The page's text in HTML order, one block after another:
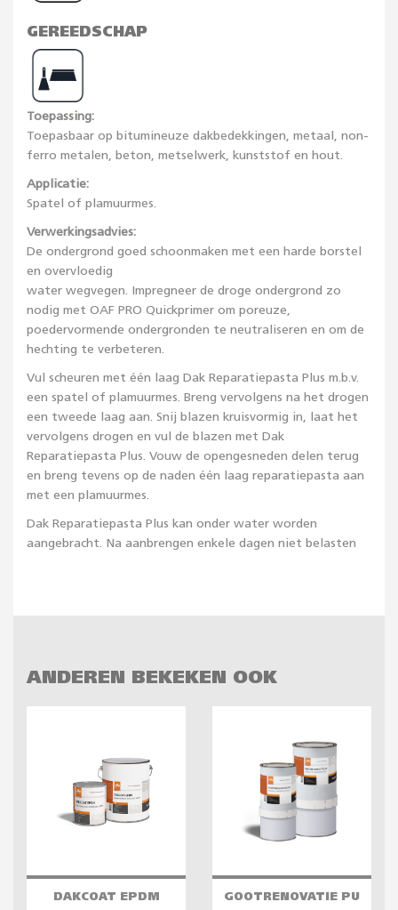
GEREEDSCHAP
Toepassing:
Toepasbaar op bitumineuze dakbedekkingen, metaal, non-
ferro metalen, beton, metselwerk, kunststof en hout.
Applicatie:
Spatel of plamuurmes.
Verwerkingsadvies:
De ondergrond goed schoonmaken met een harde borstel
en overvloedig
water wegvegen. Impregneer de droge ondergrond zo
nodig met OAF PRO Quickprimer om poreuze,
poedervormende ondergronden te neutraliseren en om de
hechting te verbeteren.
Vul scheuren met één laag Dak Reparatiepasta Plus m.b.v.
een spatel of plamuurmes. Breng vervolgens na het drogen
een tweede laag aan. Snij blazen kruisvormig in, laat het
vervolgens drogen en vul de blazen met Dak
Reparatiepasta Plus. Vouw de opengesneden delen terug
en breng tevens op de naden één laag reparatiepasta aan
met een plamuurmes.
Dak Reparatiepasta Plus kan onder water worden
aangebracht. Na aanbrengen enkele dagen niet belasten
ANDEREN BEKEKEN OOK
DAKCOAT EPDM
GOOTRENOVATIE PU